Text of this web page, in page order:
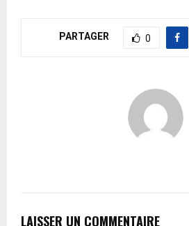
PARTAGER 0
LAISSER UN COMMENTAIRE